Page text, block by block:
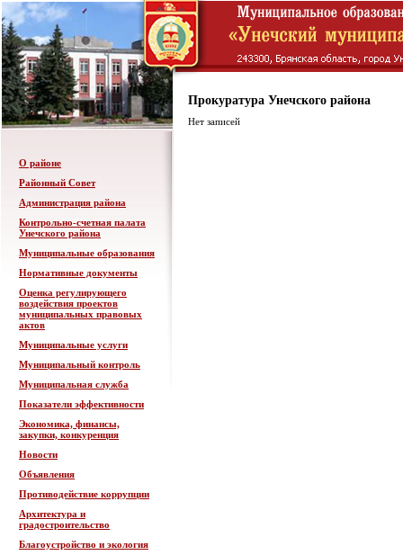
О районе
Районный Совет
Администрация района
Контрольно-счетная палата
Унечского района
Муниципальные образования
Нормативные документы
Оценка регулирующего
воздействия проектов
муниципальных правовых
актов
Муниципальные услуги
Муниципальный контроль
Муниципальная служба
Показатели эффективности
Экономика, финансы,
закупки, конкуренция
Новости
Объявления
Противодействие коррупции
Архитектура и
градостроительство
Благоустройство и экология
Прокуратура Унечского района
Нет записей